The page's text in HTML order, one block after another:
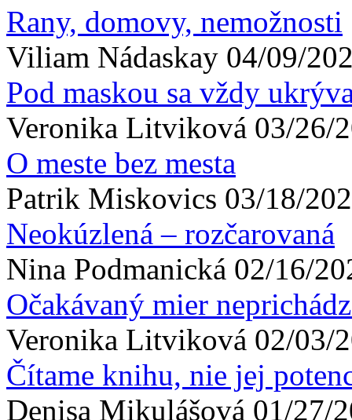
Rany, domovy, nemožnosti
Viliam Nádaskay 04/09/
Pod maskou sa vždy
Veronika Litviková 03/26/
O meste bez mesta
Patrik Miskovics 03/18/
Neokúzlená – rozčarovaná
Nina Podmanická 02/16/
Očakávaný mier
Veronika Litviková 02/03/
Čítame knihu, nie jej
Denisa Mikulášová 01/27/